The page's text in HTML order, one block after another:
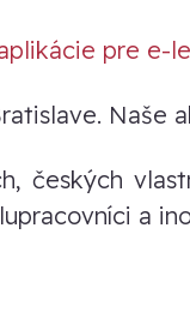
pre e-
Naše
českých
a